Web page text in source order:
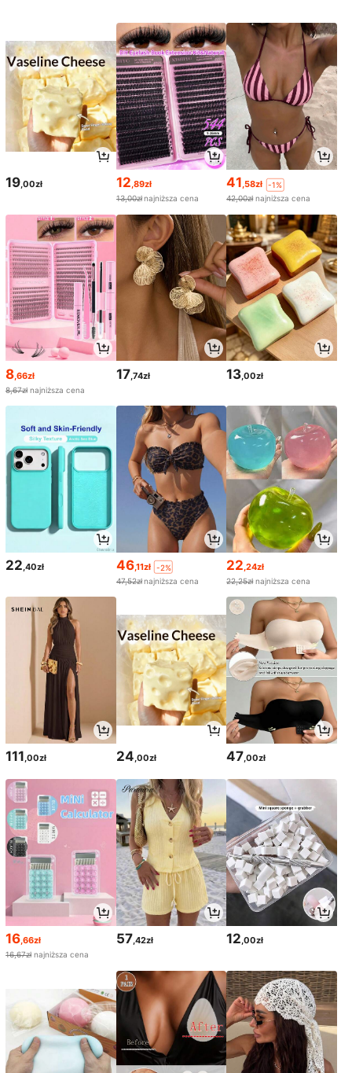
19,00zł 12,89zł
13,00złnajniższa cena
41,58zł
-1%
42,00zł najniższa cena
8 ,66zł
8,67zł najniższa cena
17 ,74zł 13 ,00zł
22,40zł 46,11zł
-2%
47,52złnajniższa cena
22,24zł
22,25zł najniższa cena
111,00zł 24,00zł 47,00zł
16,66zł
16,67zł najniższa cena
57,42zł 12,00zł